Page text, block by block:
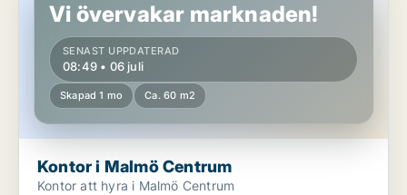
Vi övervakar marknaden!
SENAST UPPDATERAD
08:49 • 06 juli
Skapad 1 mo Ca. 60 m2
Kontor i Malmö Centrum
Kontor att hyra i Malmö Centrum